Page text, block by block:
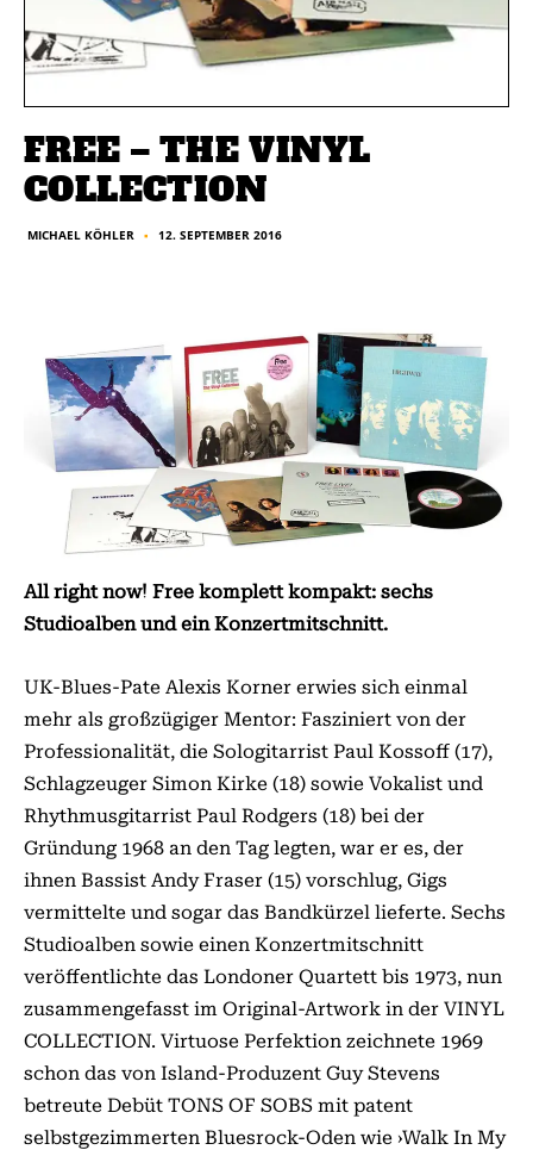
FREE – THE VINYL
COLLECTION
MICHAEL KÖHLER ■ 12. SEPTEMBER 2016
All right now! Free komplett kompakt: sechs
Studioalben und ein Konzertmitschnitt.
UK-Blues-Pate Alexis Korner erwies sich einmal
mehr als großzügiger Mentor: Fasziniert von der
Professionalität, die Sologitarrist Paul Kossoff (17),
Schlagzeuger Simon Kirke (18) sowie Vokalist und
Rhythmusgitarrist Paul Rodgers (18) bei der
Gründung 1968 an den Tag legten, war er es, der
ihnen Bassist Andy Fraser (15) vorschlug, Gigs
vermittelte und sogar das Bandkürzel lieferte. Sechs
Studioalben sowie einen Konzertmitschnitt
veröffentlichte das Londoner Quartett bis 1973, nun
zusammengefasst im Original-Artwork in der VINYL
COLLECTION. Virtuose Perfektion zeichnete 1969
schon das von Island-Produzent Guy Stevens
betreute Debüt TONS OF SOBS mit patent
selbstgezimmerten Bluesrock-Oden wie ›Walk In My